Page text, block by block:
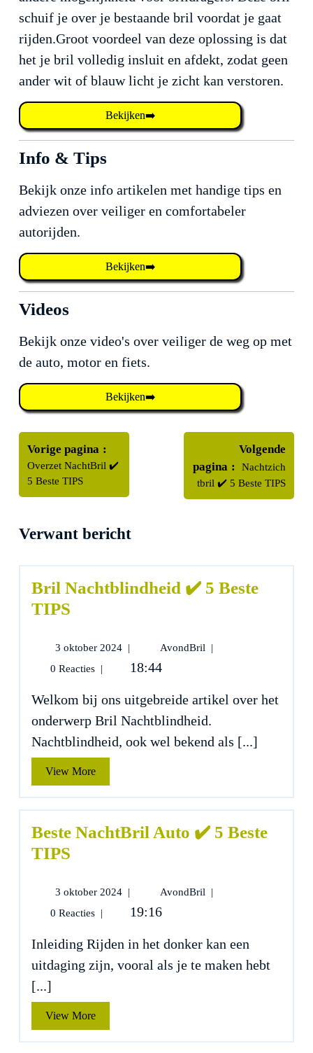
schuif je over je bestaande bril voordat je gaat
rijden.Groot voordeel van deze oplossing is dat
het je bril volledig insluit en afdekt, zodat geen
ander wit of blauw licht je zicht kan verstoren.
Bekijken➡️
Info & Tips
Bekijk onze info artikelen met handige tips en
adviezen over veiliger en comfortabeler
autorijden.
Bekijken➡️
Videos
Bekijk onze video's over veiliger de weg op met
de auto, motor en fiets.
Bekijken➡️
Bericht
navigatie
Vorige pagina
berichten
Overzet NachtBril ✔️
5 Beste TIPS
Volgende
pagina
Nieuwere
berichten
Nachtzich
tbril ✔️ 5 Beste TIPS
Verwant bericht
Bril Nachtblindheid ✔️ 5 Beste
TIPS
3 oktober 2024 3
2024
| AvondBril
Bril
Beste
|
0 Reacties | 18:44
Welkom bij ons uitgebreide artikel over het
onderwerp Bril Nachtblindheid.
Nachtblindheid, ook wel bekend als [...]
View MoreView
More
Beste NachtBril Auto ✔️ 5 Beste
TIPS
3 oktober 2024 3
2024
| AvondBril
Beste
5
Beste
|
0 Reacties | 19:16
Inleiding Rijden in het donker kan een
uitdaging zijn, vooral als je te maken hebt
[...]
View MoreView
More